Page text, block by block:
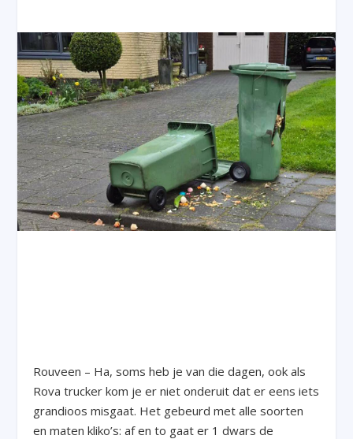
Rouveen – Ha, soms heb je van die dagen, ook als
Rova trucker kom je er niet onderuit dat er eens iets
grandioos misgaat. Het gebeurd met alle soorten
en maten kliko’s: af en to gaat er 1 dwars de